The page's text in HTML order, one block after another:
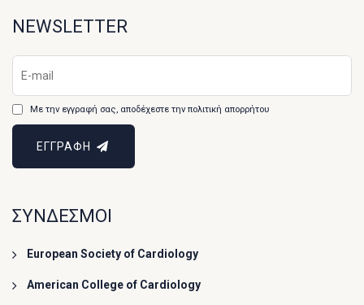
NEWSLETTER
Με την εγγραφή σας, αποδέχεστε την πολιτική απορρήτου
ΕΓΓΡΑΦΗ
ΣΥΝΔΕΣΜΟΙ
European Society of Cardiology
American College of Cardiology